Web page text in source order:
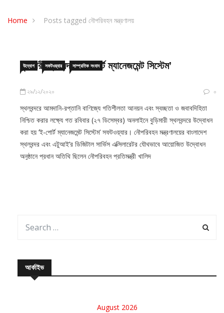
Home Posts tagged নৌপরিবহন মন্ত্রণালয়
উদ্যোগ সফটওয়্যার সাম্প্রতিক সংবাদ
বুড়িমারী স্থলবন্দরে ‘ই-পোর্ট ম্যানেজমেন্ট সিস্টেম’
২৯/১২/২০২০ ০
স্থলবন্দরে আমদানি-রপ্তানি বাণিজ্যে গতিশীলতা আনয়ন এবং স্বচ্ছতা ও জবাবদিহিতা
নিশ্চিত করার লক্ষ্যে গত রবিবার (২৭ ডিসেম্বর) অনলাইনে বুড়িমারী স্থলবন্দরে উদ্বোধন
করা হয় ‘ই-পোর্ট ম্যানেজমেন্ট সিস্টেম’ সফটওয়্যার। নৌপরিবহন মন্ত্রণালয়ের বাংলাদেশ
স্থলবন্দর এবং এটুআই’র ডিজিটাল সার্ভিস এক্সিলারেটর যৌথভাবে আয়োজিত উদ্বোধন
অনুষ্ঠানে প্রধান অতিথি ছিলেন নৌপরিবহন প্রতিমন্ত্রী খালিদ
আর্কাইভ
August 2026